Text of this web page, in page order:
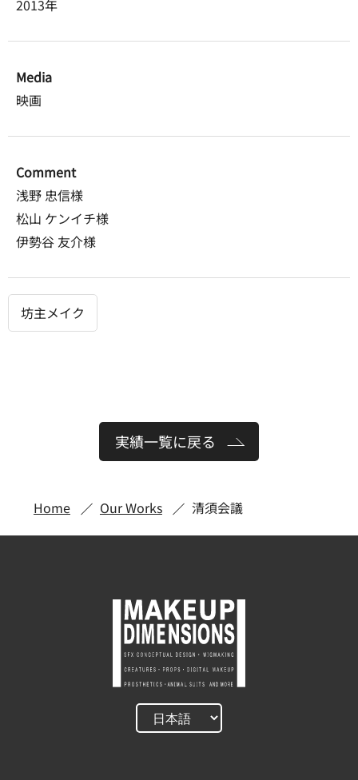
2013年
Media
映画
Comment
浅野 忠信様
松山 ケンイチ様
伊勢谷 友介様
坊主メイク
実績一覧に戻る
Home Our Works 清須会議